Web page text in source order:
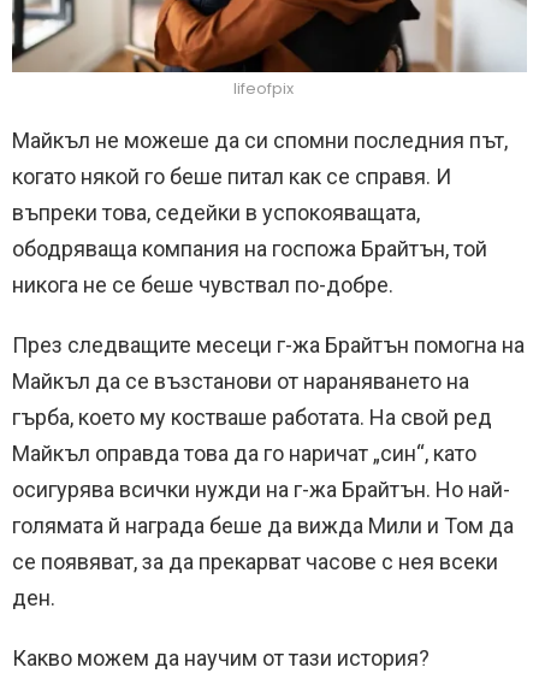
lifeofpix
Майкъл не можеше да си спомни последния път,
когато някой го беше питал как се справя. И
въпреки това, седейки в успокояващата,
ободряваща компания на госпожа Брайтън, той
никога не се беше чувствал по-добре.
През следващите месеци г-жа Брайтън помогна на
Майкъл да се възстанови от нараняването на
гърба, което му костваше работата. На свой ред
Майкъл оправда това да го наричат „син“, като
осигурява всички нужди на г-жа Брайтън. Но най-
голямата й награда беше да вижда Мили и Том да
се появяват, за да прекарват часове с нея всеки
ден.
Какво можем да научим от тази история?